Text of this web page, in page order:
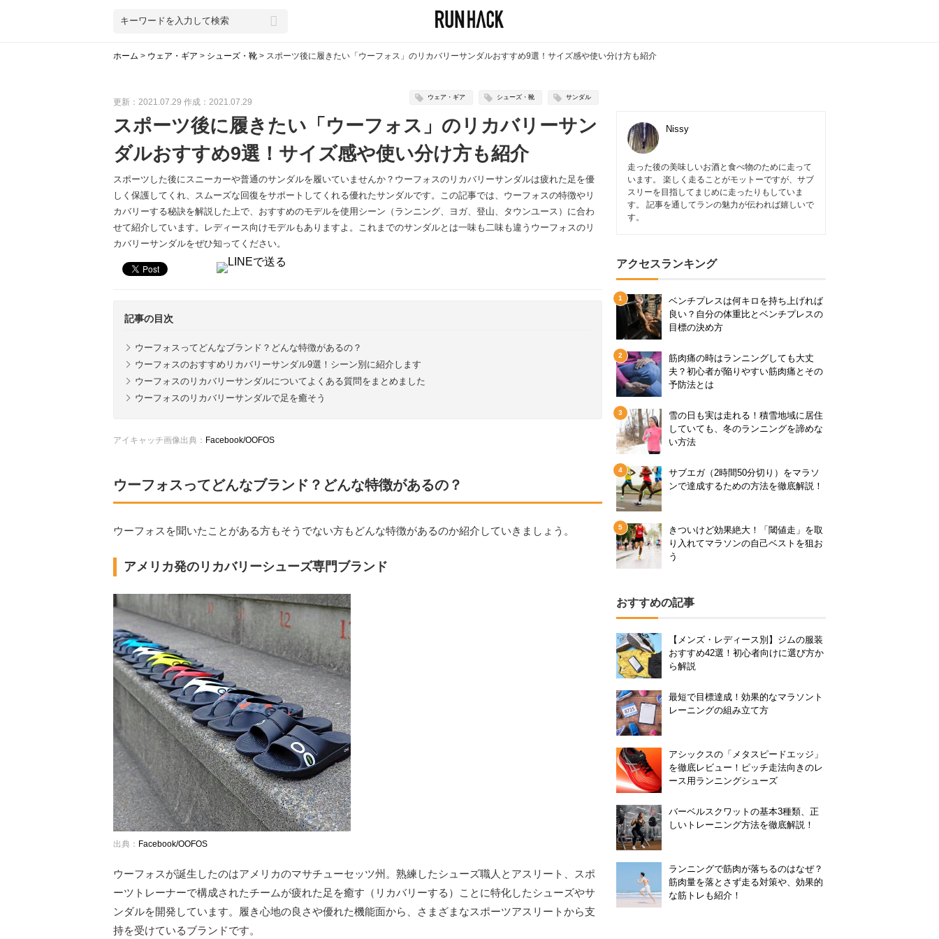
ホーム > ウェア・ギア > シューズ・靴 > スポーツ後に履きたい「ウーフォス」のリカバリーサンダルおすすめ9選！サイズ感や使い分け方も紹介
更新：2021.07.29 作成：2021.07.29 ウェア・ギア シューズ・靴 サンダル
スポーツ後に履きたい「ウーフォス」のリカバリーサン
ダルおすすめ9選！サイズ感や使い分け方も紹介
スポーツした後にスニーカーや普通のサンダルを履いていませんか？ウーフォスのリカバリーサンダルは疲れた足を優
しく保護してくれ、スムーズな回復をサポートしてくれる優れたサンダルです。この記事では、ウーフォスの特徴やリ
カバリーする秘訣を解説した上で、おすすめのモデルを使用シーン（ランニング、ヨガ、登山、タウンユース）に合わ
せて紹介しています。レディース向けモデルもありますよ。これまでのサンダルとは一味も二味も違うウーフォスのリ
カバリーサンダルをぜひ知ってください。
記事の目次
ウーフォスってどんなブランド？どんな特徴があるの？
ウーフォスのおすすめリカバリーサンダル9選！シーン別に紹介します
ウーフォスのリカバリーサンダルについてよくある質問をまとめました
ウーフォスのリカバリーサンダルで足を癒そう
アイキャッチ画像出典： Facebook/OOFOS
ウーフォスってどんなブランド？どんな特徴があるの？
ウーフォスを聞いたことがある方もそうでない方もどんな特徴があるのか紹介していきましょう。
アメリカ発のリカバリーシューズ専門ブランド
出典： Facebook/OOFOS
ウーフォスが誕生したのはアメリカのマサチューセッツ州。熟練したシューズ職人とアスリート、スポ
ーツトレーナーで構成されたチームが疲れた足を癒す（リカバリーする）ことに特化したシューズやサ
ンダルを開発しています。履き心地の良さや優れた機能面から、さまざまなスポーツアスリートから支
持を受けているブランドです。
Nissy
走った後の美味しいお酒と食べ物のために走って
います。 楽しく走ることがモットーですが、サブ
スリーを目指してまじめに走ったりもしていま
す。 記事を通してランの魅力が伝われば嬉しいで
す。
アクセスランキング
ベンチプレスは何キロを持ち上げれば
良い？自分の体重比とベンチプレスの
目標の決め方
筋肉痛の時はランニングしても大丈
夫？初心者が陥りやすい筋肉痛とその
予防法とは
雪の日も実は走れる！積雪地域に居住
していても、冬のランニングを諦めな
い方法
サブエガ（2時間50分切り）をマラソ
ンで達成するための方法を徹底解説！
きついけど効果絶大！「閾値走」を取
り入れてマラソンの自己ベストを狙お
う
おすすめの記事
【メンズ・レディース別】ジムの服装
おすすめ42選！初心者向けに選び方か
ら解説
最短で目標達成！効果的なマラソント
レーニングの組み立て方
アシックスの「メタスピードエッジ」
を徹底レビュー！ピッチ走法向きのレ
ース用ランニングシューズ
バーベルスクワットの基本3種類、正
しいトレーニング方法を徹底解説！
ランニングで筋肉が落ちるのはなぜ？
筋肉量を落とさず走る対策や、効果的
な筋トレも紹介！